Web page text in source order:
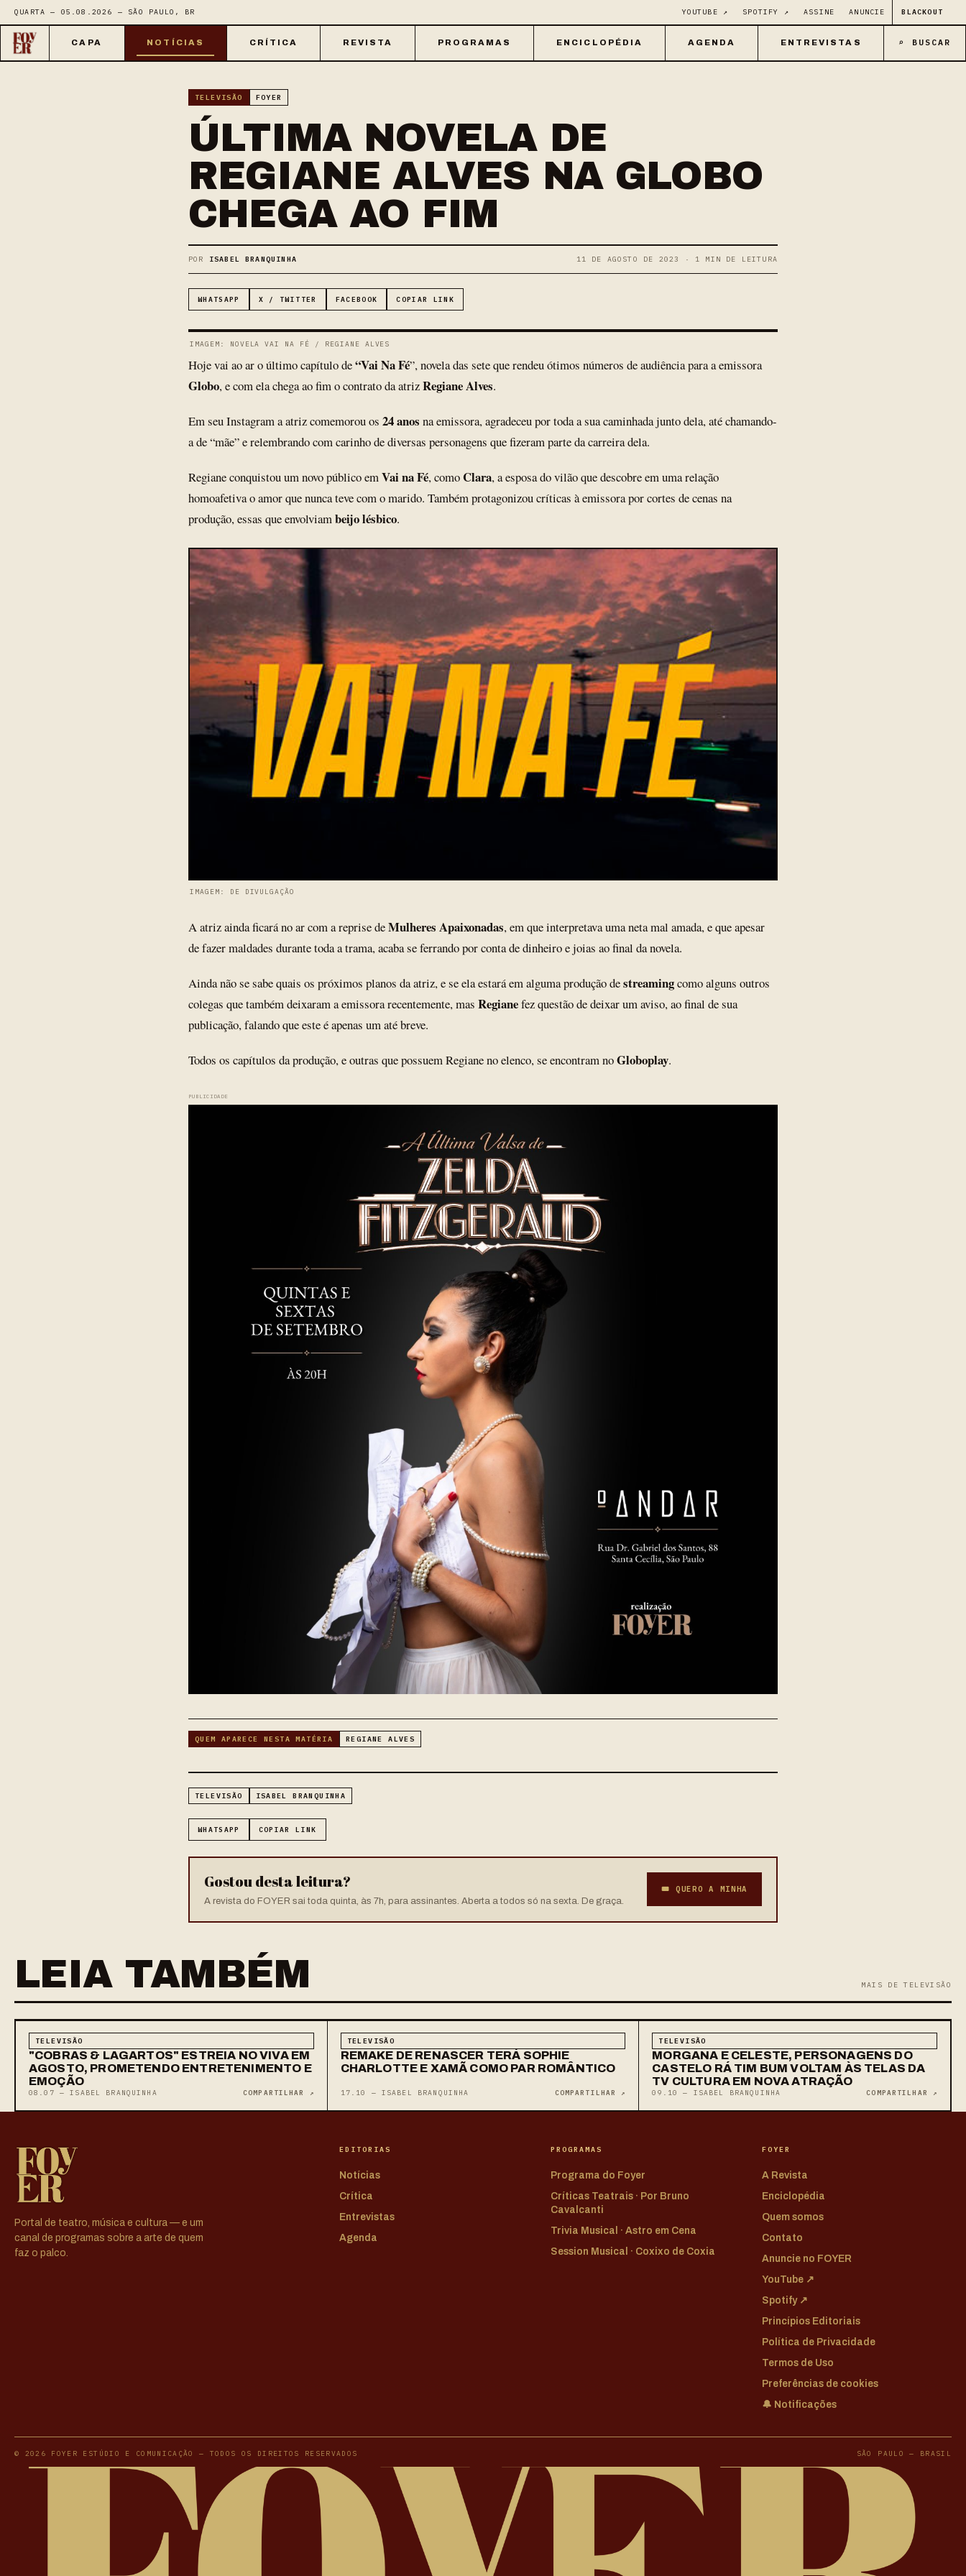
QUARTA — 05.08.2026 — SÃO PAULO, BR YOUTUBE ↗ SPOTIFY ↗ ASSINE ANUNCIE BLACKOUT
CAPA NOTÍCIAS CRÍTICA REVISTA PROGRAMAS ENCICLOPÉDIA AGENDA ENTREVISTAS ⌕ BUSCAR
TELEVISÃO FOYER
ÚLTIMA NOVELA DE
REGIANE ALVES NA GLOBO
CHEGA AO FIM
POR ISABEL BRANQUINHA 11 DE AGOSTO DE 2023 · 1 MIN DE LEITURA
WHATSAPP X / TWITTER FACEBOOK COPIAR LINK
IMAGEM: NOVELA VAI NA FÉ / REGIANE ALVES
Hoje vai ao ar o último capítulo de“Vai Na Fé”, novela das sete que rendeu ótimos números de audiência para a emissora
Globo, e com ela chega ao fim o contrato da atrizRegiane Alves.
Em seu Instagram a atriz comemorou os 24 anos na emissora, agradeceu por toda a sua caminhada junto dela, até chamando-
a de “mãe” e relembrando com carinho de diversas personagens que fizeram parte da carreira dela.
Regiane conquistou um novo público emVai na Fé, comoClara, a esposa do vilão que descobre em uma relação
homoafetiva o amor que nunca teve com o marido. Também protagonizou críticas à emissora por cortes de cenas na
produção, essas que envolviambeijo lésbico.
IMAGEM: DE DIVULGAÇÃO
A atriz ainda ficará no ar com a reprise deMulheres Apaixonadas, em que interpretava uma neta mal amada, e que apesar
de fazer maldades durante toda a trama, acaba se ferrando por conta de dinheiro e joias ao final da novela.
Ainda não se sabe quais os próximos planos da atriz, e se ela estará em alguma produção destreamingcomo alguns outros
colegas que também deixaram a emissora recentemente, mas Regianefez questão de deixar um aviso, ao final de sua
publicação, falando que este é apenas um até breve.
Todos os capítulos da produção, e outras que possuem Regiane no elenco, se encontram noGloboplay.
PUBLICIDADE
QUEM APARECE NESTA MATÉRIA REGIANE ALVES
TELEVISÃO ISABEL BRANQUINHA
WHATSAPP COPIAR LINK
Gostou desta leitura?
A revista do FOYER sai toda quinta, às 7h, para assinantes. Aberta a todos só na sexta. De graça.
🎟 QUERO A MINHA
LEIA TAMBÉM MAIS DE TELEVISÃO
TELEVISÃO
"COBRAS & LAGARTOS" ESTREIA NO VIVA EM
AGOSTO, PROMETENDO ENTRETENIMENTO E
EMOÇÃO
08.07 — ISABEL BRANQUINHA COMPARTILHAR ↗
TELEVISÃO
REMAKE DE RENASCER TERÁ SOPHIE
CHARLOTTE E XAMÃ COMO PAR ROMÂNTICO
17.10 — ISABEL BRANQUINHA COMPARTILHAR ↗
TELEVISÃO
MORGANA E CELESTE, PERSONAGENS DO
CASTELO RÁ TIM BUM VOLTAM ÀS TELAS DA
TV CULTURA EM NOVA ATRAÇÃO
09.10 — ISABEL BRANQUINHA COMPARTILHAR ↗
Portal de teatro, música e cultura — e um
canal de programas sobre a arte de quem
faz o palco.
EDITORIAS
Notícias
Crítica
Entrevistas
Agenda
PROGRAMAS
Programa do Foyer
Críticas Teatrais · Por Bruno
Cavalcanti
Trivia Musical · Astro em Cena
Session Musical · Coxixo de Coxia
FOYER
A Revista
Enciclopédia
Quem somos
Contato
Anuncie no FOYER
YouTube ↗
Spotify ↗
Princípios Editoriais
Política de Privacidade
Termos de Uso
Preferências de cookies
🔔 Notificações
© 2026 FOYER ESTÚDIO E COMUNICAÇÃO — TODOS OS DIREITOS RESERVADOS SÃO PAULO — BRASIL